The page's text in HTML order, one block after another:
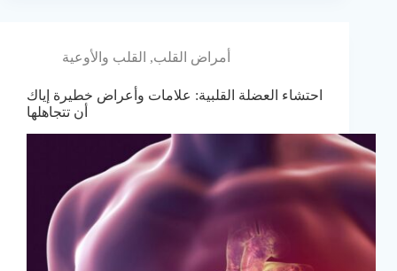
أمراض القلب, القلب والأوعية
احتشاء العضلة القلبية: علامات وأعراض خطيرة إياك
أن تتجاهلها